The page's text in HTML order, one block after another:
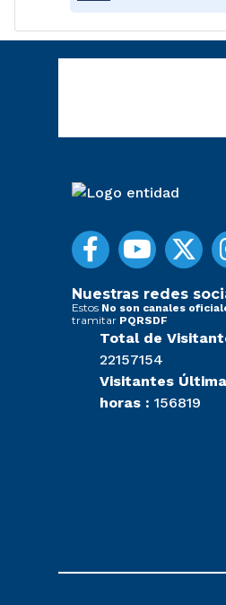
Nuestras redes
Estos No son canales
tramitar PQRSDF
Total de
22157154
Visitantes
horas : 156819